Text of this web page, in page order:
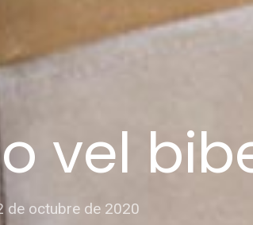
vel
de octubre de 2020